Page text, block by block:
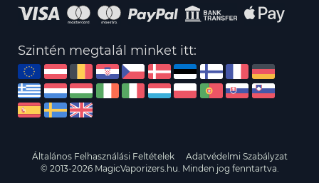
Szintén megtalál minket itt:
Általános Felhasználási Feltételek
Adatvédelmi Szabályzat
© 2013-2026 MagicVaporizers.hu. Minden jog fenntartva.